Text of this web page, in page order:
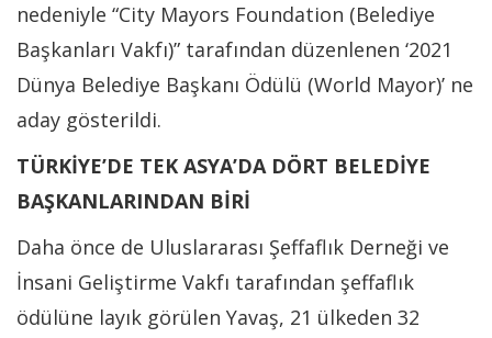
nedeniyle “City Mayors Foundation (Belediye
Başkanları Vakfı)” tarafından düzenlenen ‘2021
Dünya Belediye Başkanı Ödülü (World Mayor)’ ne
aday gösterildi.
TÜRKİYE’DE TEK ASYA’DA DÖRT BELEDİYE
BAŞKANLARINDAN BİRİ
Daha önce de Uluslararası Şeffaflık Derneği ve
İnsani Geliştirme Vakfı tarafından şeffaflık
ödülüne layık görülen Yavaş, 21 ülkeden 32